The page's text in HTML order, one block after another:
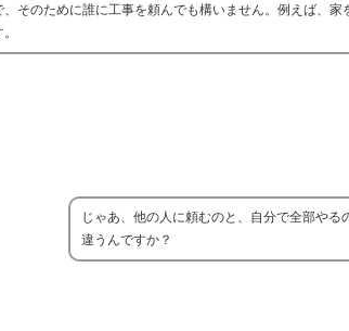
そのために誰に工事を頼んでも構いません。例えば、家
じゃあ、他の人に頼むのと、自分で全部やる
違うんですか？